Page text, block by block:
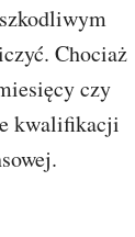
Chociaż
czy
kwalifikacji